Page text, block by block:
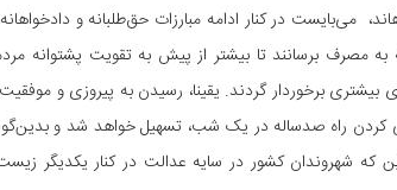
می‌بایست در کنار ادامه مبارزات حق­‌طلبانه و
به‌ ­مصرف برسانند تا بیشتر از پیش به تقویت پشتوانه
بیشتری برخوردار گردند. یقینا، رسیدن به ‌پیروزی و
راه صدساله در یک شب، تسهیل خواهد شد و
که شهروندان کشور در سایه عدالت در کنار یکدیگر